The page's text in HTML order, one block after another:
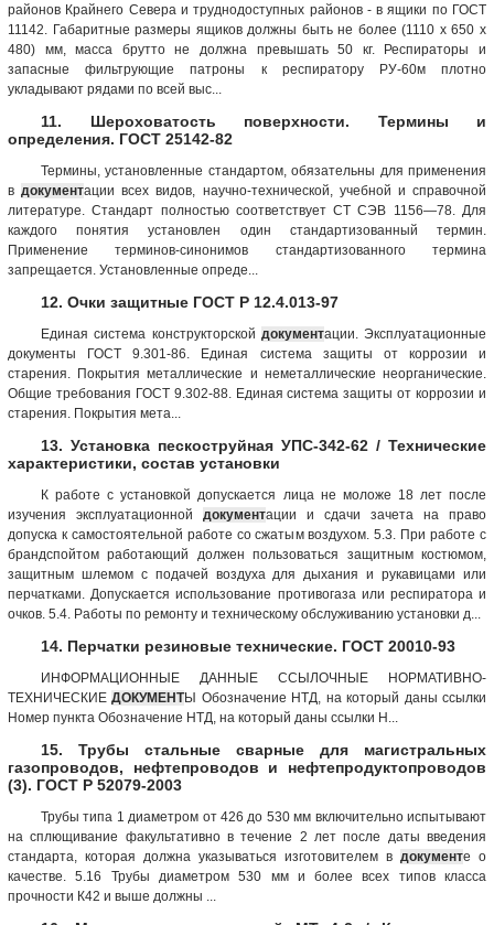
районов Крайнего Севера и труднодоступных районов - в ящики по ГОСТ
11142. Габаритные размеры ящиков должны быть не более (1110 х 650 x
480) мм, масса брутто не должна превышать 50 кг. Респираторы и
запасные фильтрующие патроны к респиратору РУ-60м плотно
укладывают рядами по всей выс...
11. Шероховатость поверхности. Термины и
определения. ГОСТ 25142-82
Термины, установленные стандартом, обязательны для применения
вдокументации всех видов, научно-технической, учебной и справочной
литературе. Стандарт полностью соответствует СТ СЭВ 1156—78. Для
каждого понятия установлен один стандартизованный термин.
Применение терминов-синонимов стандартизованного терми­на
запрещается. Установленные опреде...
12. Очки защитные ГОСТ Р 12.4.013-97
Единая система конструкторской документации. Эксплуатационные
документы ГОСТ 9.301-86. Единая система защиты от коррозии и
старения. Покрытия металлические и неметаллические неорганические.
Общие требования ГОСТ 9.302-88. Единая система защиты от коррозии и
старения. Покрытия мета...
13. Установка пескоструйная УПС-342-62 / Технические
характеристики, состав установки
К работе с установкой допускается лица не моложе 18 лет после
изучения эксплуатационной документации и сдачи зачета на право
допуска к самостоятельной работе со сжатым воздухом. 5.3. При работе с
брандспойтом работающий должен пользоваться защитным костюмом,
защитным шлемом с подачей воздуха для дыхания и рукавицами или
перчатками. Допускается использование противогаза или респиратора и
очков. 5.4. Работы по ремонту и техническому обслуживанию установки д...
14. Перчатки резиновые технические. ГОСТ 20010-93
ИНФОРМАЦИОННЫЕ ДАННЫЕ ССЫЛОЧНЫЕ НОРМАТИВНО-
ТЕХНИЧЕСКИЕДОКУМЕНТЫ Обозначение НТД, на который даны ссылки
Номер пункта Обозначение НТД, на который даны ссылки Н...
15. Трубы стальные сварные для магистральных
газопроводов, нефтепроводов и нефтепродуктопроводов
(3). ГОСТ Р 52079-2003
Трубы типа 1 диаметром от 426 до 530 мм включительно испытывают
на сплющивание факультативно в течение 2 лет после даты введения
стандарта, которая должна указываться изготовителем в документе о
качестве. 5.16 Трубы диаметром 530 мм и более всех типов класса
прочности К42 и выше должны ...